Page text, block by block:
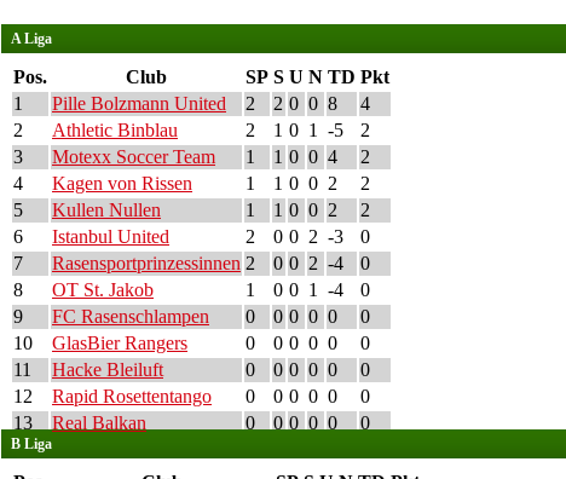
A Liga
Pos. Club SP S U N TD Pkt
1
Pille Bolzmann United 2 2 0 0 8
4
2
Athletic Binblau 2 1 0 1 -5
2
3
Motexx Soccer Team 1 1 0 0 4
2
4
Kagen von Rissen 1 1 0 0 2
2
5
Kullen Nullen 1 1 0 0 2
2
6
Istanbul United 2 0 0 2 -3
0
7
Rasensportprinzessinnen 2 0 0 2 -4
0
8
OT St. Jakob 1 0 0 1 -4
0
9
FC Rasenschlampen 0 0 0 0 0
0
10
GlasBier Rangers 0 0 0 0 0
0
11
Hacke Bleiluft 0 0 0 0 0
0
12
Rapid Rosettentango 0 0 0 0 0
0
13
Real Balkan 0 0 0 0 0 0
B Liga